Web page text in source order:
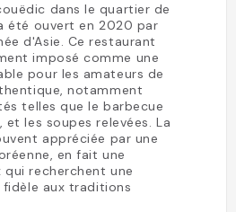
dans le quartier de
été ouvert en 2020 par
d'Asie. Ce restaurant
imposé comme une
pour les amateurs de
notamment
telles que le barbecue
les soupes relevées. La
appréciée par une
en fait une
recherchent une
fidèle aux traditions